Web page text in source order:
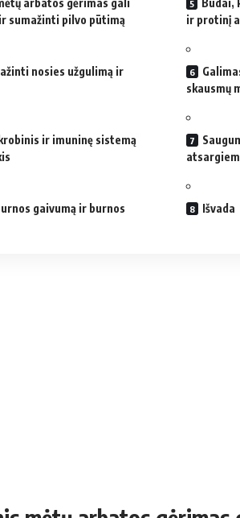
arbatos gėrimas gali
sumažinti pilvo pūtimą
nosies užgulimą ir
ir imuninę sistemą
gaivumą ir burnos
Būdai,
ir protinį
skausmų
Išvada